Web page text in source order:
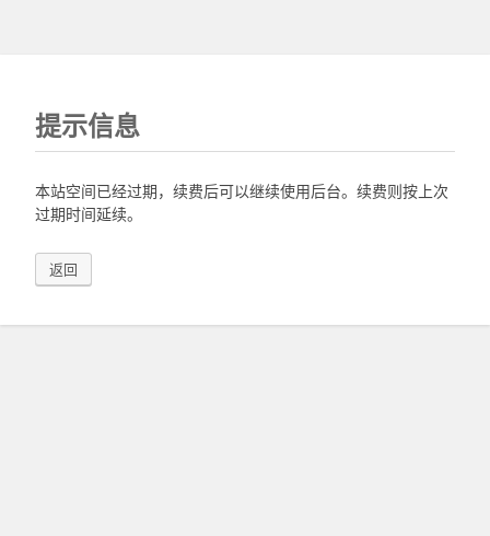
提示信息
本站空间已经过期，续费后可以继续使用后台。续费则按上次
过期时间延续。
返回